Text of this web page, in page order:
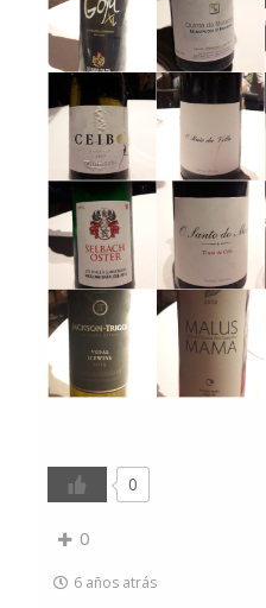
0
0
6 años atrás